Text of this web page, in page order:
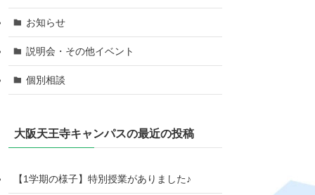
お知らせ
説明会・その他イベント
個別相談
大阪天王寺キャンパスの最近の投稿
【1学期の様子】特別授業がありました♪